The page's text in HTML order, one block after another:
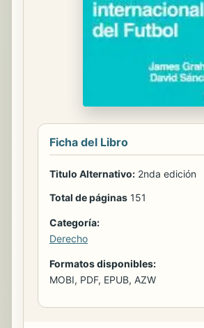
Ficha del Libro
Titulo Alternativo: 2nda edición
Total de páginas 151
Categoría:
Derecho
Formatos disponibles:
MOBI, PDF, EPUB, AZW